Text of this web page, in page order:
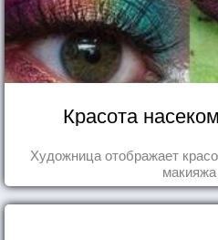
Красота
Художница отображает
макияжа